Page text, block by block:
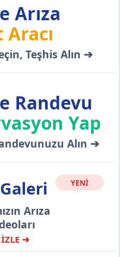
Arıza
Teşhis Alın ➔
Randevu
Yap
Alın ➔
YENİ
Arıza
İZLE ➔